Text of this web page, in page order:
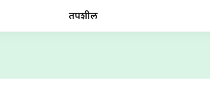
तपशील